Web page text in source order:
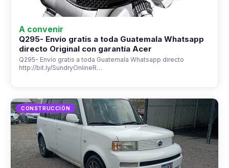
A convenir
Q295- Envío gratis a toda Guatemala Whatsapp
directo Original con garantía Acer
Q295- Envío gratis a toda Guatemala Whatsapp directo
http://bit.ly/SundryOnlineR…
CONSTRUCCIÓN